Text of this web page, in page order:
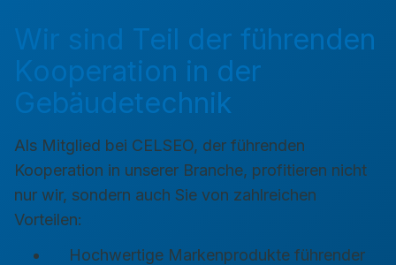
Wir sind Teil der führenden
Kooperation in der
Gebäudetechnik
Als Mitglied bei CELSEO, der führenden
Kooperation in unserer Branche, profitieren nicht
nur wir, sondern auch Sie von zahlreichen
Vorteilen:
Hochwertige Markenprodukte führender